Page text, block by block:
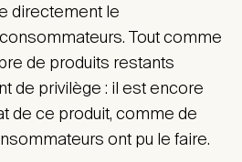
directement le
Tout comme
de produits restants
de privilège : il est encore
de ce produit, comme de
ont pu le faire.